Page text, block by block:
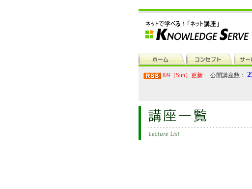
8/9（Sun）更新 公開講座数：